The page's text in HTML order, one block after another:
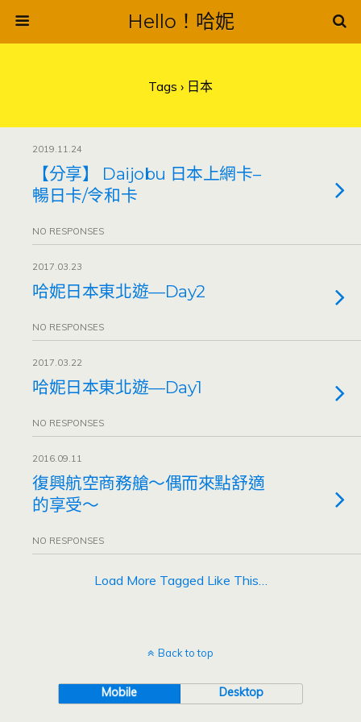
Hello！哈妮
Tags › 日本
2019.11.24
【分享】 Daijobu 日本上網卡–
暢日卡/令和卡
NO RESPONSES
2017.03.23
哈妮日本東北遊—Day2
NO RESPONSES
2017.03.22
哈妮日本東北遊—Day1
NO RESPONSES
2016.09.11
復興航空商務艙～偶而來點舒適
的享受～
NO RESPONSES
Load More Tagged Like This…
Back to top
Mobile Desktop